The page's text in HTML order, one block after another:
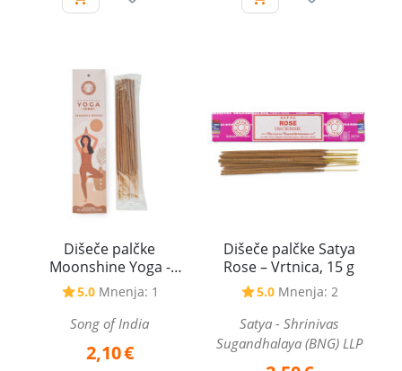
Dišeče palčke
Moonshine Yoga -
Tranquil Woods ±22 g
5.0 Mnenja: 1
Song of India
2,10€
Dišeče palčke Satya
Rose – Vrtnica, 15 g
5.0 Mnenja: 2
Satya - Shrinivas
Sugandhalaya (BNG) LLP